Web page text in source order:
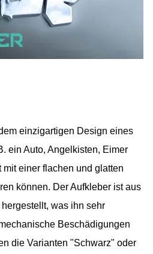
einzigartigen Design eines
ein Auto, Angelkisten, Eimer
einer flachen und glatten
können. Der Aufkleber ist aus
was ihn sehr
Beschädigungen
die Varianten "Schwarz" oder